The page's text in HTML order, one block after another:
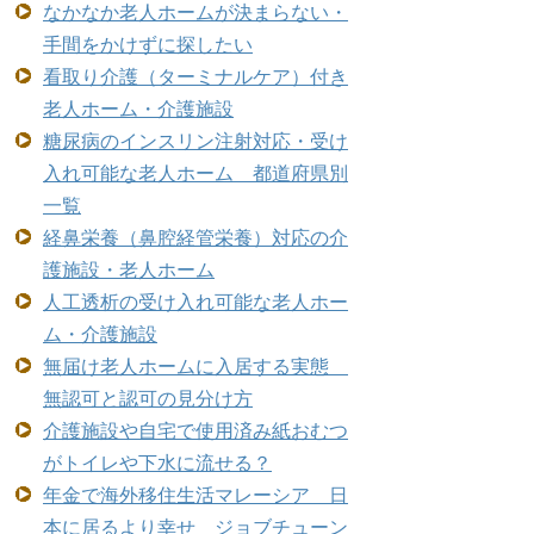
なかなか老人ホームが決まらない・
手間をかけずに探したい
看取り介護（ターミナルケア）付き
老人ホーム・介護施設
糖尿病のインスリン注射対応・受け
入れ可能な老人ホーム 都道府県別
一覧
経鼻栄養（鼻腔経管栄養）対応の介
護施設・老人ホーム
人工透析の受け入れ可能な老人ホー
ム・介護施設
無届け老人ホームに入居する実態
無認可と認可の見分け方
介護施設や自宅で使用済み紙おむつ
がトイレや下水に流せる？
年金で海外移住生活マレーシア 日
本に居るより幸せ ジョブチューン